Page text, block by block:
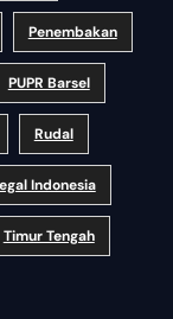
Penembakan
PUPR Barsel
Rudal
Indonesia
Timur Tengah